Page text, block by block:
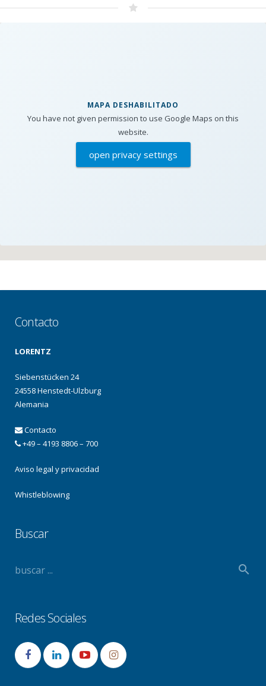
MAPA DESHABILITADO
You have not given permission to use Google Maps on this
website.
open privacy settings
Contacto
LORENTZ
Siebenstücken 24
24558 Henstedt-Ulzburg
Alemania
Contacto
+49 – 4193 8806 – 700
Aviso legal y privacidad
Whistleblowing
Buscar
Redes Sociales